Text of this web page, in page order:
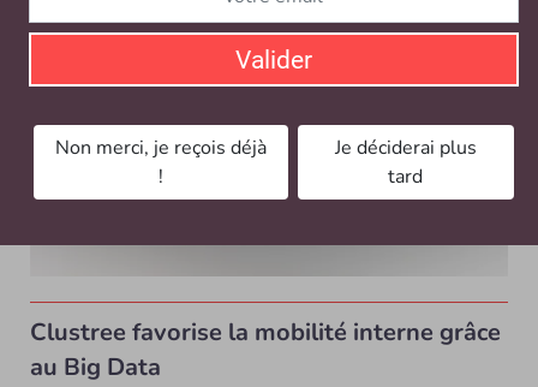
Clustree favorise la mobilité interne grâce
au Big Data
Valider
Non merci, je reçois déjà
!
Je déciderai plus
tard